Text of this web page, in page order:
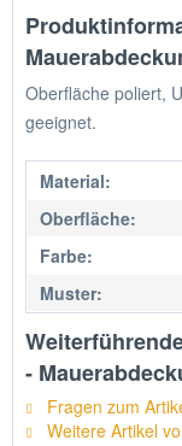
Oberfläche poliert,
geeignet.
Material:
Oberfläche:
Farbe:
Muster:
-
Fragen zum
Weitere Artikel